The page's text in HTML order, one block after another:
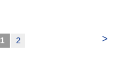
>
1 2